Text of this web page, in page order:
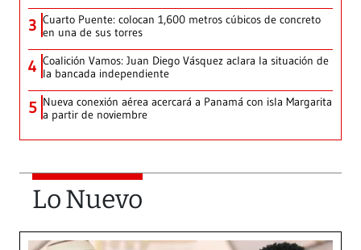
3 Cuarto Puente: colocan 1,600 metros cúbicos de concreto
en una de sus torres
4 Coalición Vamos: Juan Diego Vásquez aclara la situación de
la bancada independiente
5 Nueva conexión aérea acercará a Panamá con isla Margarita
a partir de noviembre
Lo Nuevo